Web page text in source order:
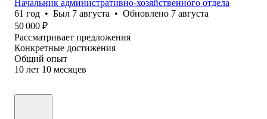
Начальник административно-хозяйственного отдела
61 год • Был 7 августа • Обновлено 7 августа
50 000 ₽
Рассматривает предложения
Конкретные достижения
Общий опыт
10 лет 10 месяцев